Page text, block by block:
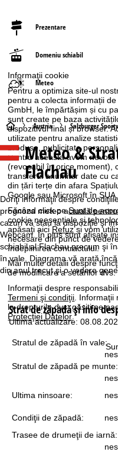
Informaţii cookie
Pentru a optimiza site-ul
pentru a colecta informații
GmbH, le împărtășim și cu
sunt create pe baza
dispozitivul final și browser.
utilizate pentru analize
produse, publicitate
Pentru aceasta avem
(revocabil în orice moment),
transferul anumitor date cu
din țări terțe din afara
Google sau Microsoft în SUA.
Făcând click peSunt de
cookie neesențiale și
apăsaţi aici Refuzși vom
necesare din punct de
îndeplinirea contractului.
Mai multe detalii despre
de modificare a setărilor
Informaţii despre
Termeni şi condiţii .
la drepturile dvs. găsiţi pe
Protecţiei Datelor.
Prezentare
Domeniu schiabil
Meteo
A
c
a
s
ă
Austria Salzburger
Meteo &
Flachau
Doriţi informaţii despre
prognoza meteo actuală
cazuri vă stau la dispoziţie şi
Webcam. În plus sunt afişate
schiabil al Flachau precum şi
în vale. Diagrama vă arată
din anul trecut şi o vedere
Strat de zăpadă şi info
Ultima actualizare:
Stratul de zăpadă în vale:
nes.
Stratul de zăpadă pe munte:
nes.
Ultima ninsoare:
nes.
Condiţii de zăpadă: nes.
Trasee de drumeţii de iarnă:
nes.